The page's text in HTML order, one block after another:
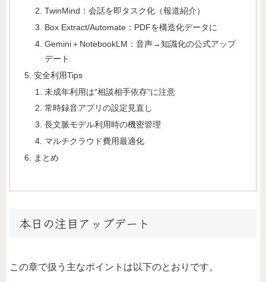
TwinMind：会話を即タスク化（報道紹介）
Box Extract/Automate：PDFを構造化データに
Gemini＋NotebookLM：音声→知識化の公式アップ
デート
安全利用Tips
未成年利用は“相談相手依存”に注意
常時録音アプリの設定見直し
長文脈モデル利用時の機密管理
マルチクラウド費用最適化
まとめ
本日の注目アップデート
この章で扱う主なポイントは以下のとおりです。